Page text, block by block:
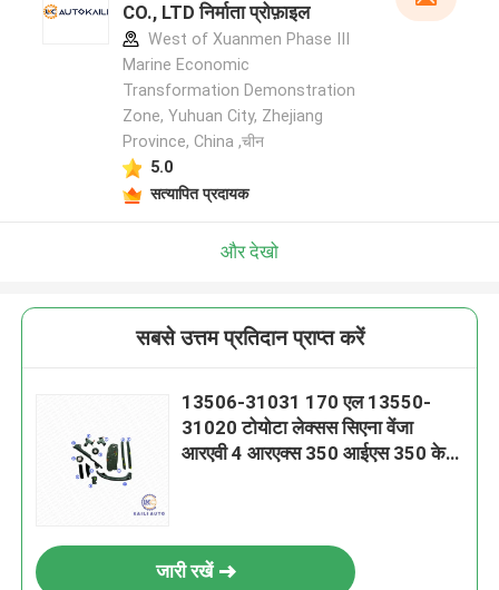
CO., LTD निर्माता प्रोफ़ाइल
West of Xuanmen Phase III
Marine Economic
Transformation Demonstration
Zone, Yuhuan City, Zhejiang
Province, China ,चीन
5.0
सत्यापित प्रदायक
और देखो
सबसे उत्तम प्रतिदान प्राप्त करें
13506-31031 170 एल 13550-
31020 टोयोटा लेक्सस सिएना वेंजा
आरएवी 4 आरएक्स 350 आईएस 350 के
जारी रखें